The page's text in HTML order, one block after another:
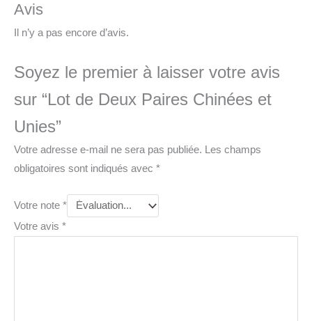
Avis
Il n’y a pas encore d’avis.
Soyez le premier à laisser votre avis
sur “Lot de Deux Paires Chinées et
Unies”
Votre adresse e-mail ne sera pas publiée.
Les champs
obligatoires sont indiqués avec *
Votre note *
Votre avis *